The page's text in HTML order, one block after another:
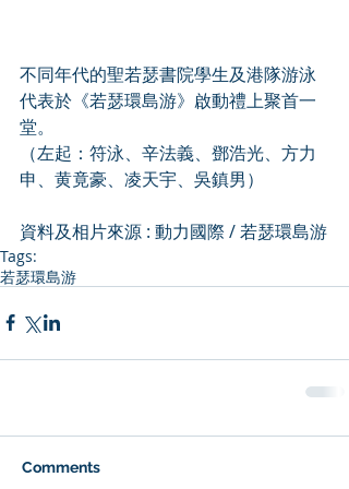
不同年代的聖若瑟書院學生及港隊游泳
代表於《若瑟環島游》啟動禮上聚首一
堂。
（左起：符泳、辛法義、鄧浩光、方力
申、黄竟豪、凌天宇、吳鎮男）
資料及相片來源 : 動力國際 / 若瑟環島游
Tags:
若瑟環島游
Comments